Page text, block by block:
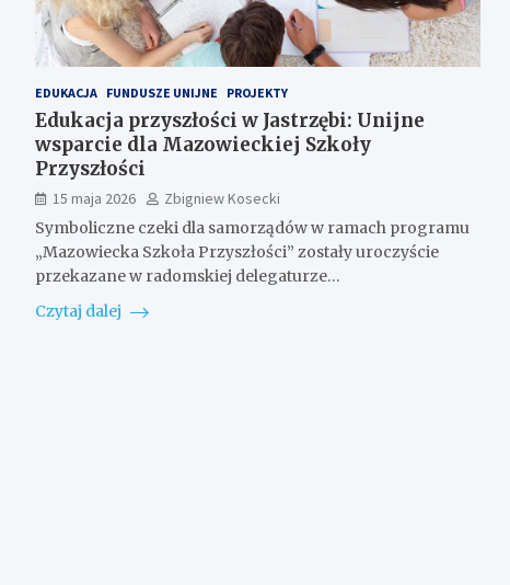
EDUKACJA FUNDUSZE UNIJNE PROJEKTY
Edukacja przyszłości w Jastrzębi: Unijne
wsparcie dla Mazowieckiej Szkoły
Przyszłości
15 maja 2026
Zbigniew Kosecki
Symboliczne czeki dla samorządów w ramach programu
„Mazowiecka Szkoła Przyszłości” zostały uroczyście
przekazane w radomskiej delegaturze…
Czytaj dalej